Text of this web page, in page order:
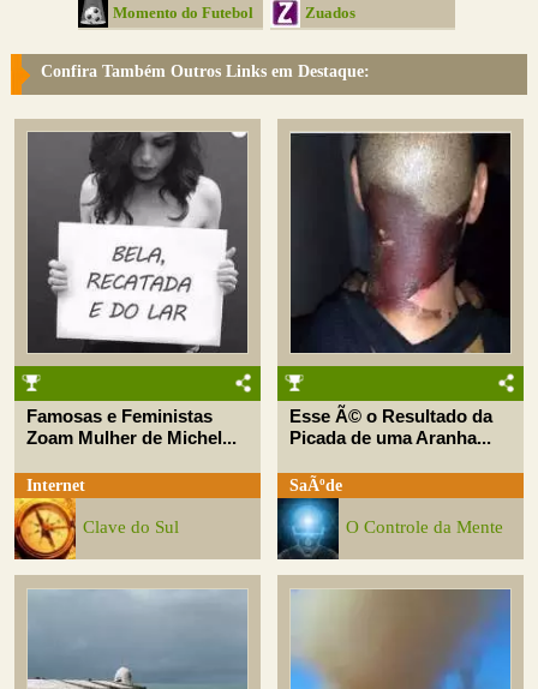
Momento do Futebol
Zuados
Confira Também Outros Links em Destaque:
Famosas e Feministas
Zoam Mulher de Michel...
Internet
Clave do Sul
Esse Ã© o Resultado da
Picada de uma Aranha...
SaÃºde
O Controle da Mente